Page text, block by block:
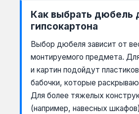
Как выбрать дюбель
гипсокартона
Выбор дюбеля зависит от
монтируемого предмета.
и картин подойдут
бабочки, которые
Для более тяжелых
(например, навесных